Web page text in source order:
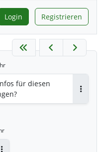
Login Registrieren
für diesen